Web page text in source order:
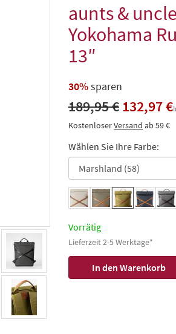
aunts &
Yokohama
13″
30%sparen
189,95 €132,97 €
KostenloserVersand ab 59 €
Wählen Sie Ihre Farbe:
Vorrätig
Lieferzeit 2-5 Werktage*